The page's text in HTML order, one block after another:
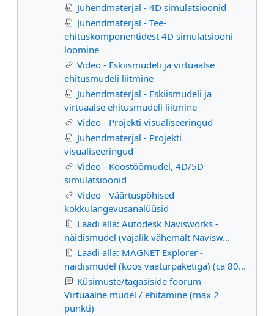
Juhendmaterjal - 4D simulatsioonid
Juhendmaterjal - Tee-
ehituskomponentidest 4D simulatsiooni
loomine
Video - Eskiismudeli ja virtuaalse
ehitusmudeli liitmine
Juhendmaterjal - Eskiismudeli ja
virtuaalse ehitusmudeli liitmine
Video - Projekti visualiseeringud
Juhendmaterjal - Projekti
visualiseeringud
Video - Koostöömudel, 4D/5D
simulatsioonid
Video - Väärtuspõhised
kokkulangevusanalüüsid
Laadi alla: Autodesk Navisworks -
näidismudel (vajalik vähemalt Navisw...
Laadi alla: MAGNET Explorer -
näidismudel (koos vaaturpaketiga) (ca 80...
Küsimuste/tagasiside foorum -
Virtuaalne mudel / ehitamine (max 2
punkti)